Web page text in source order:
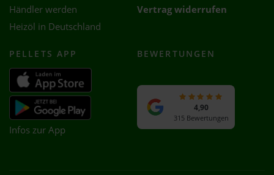
Händler werden
Heizöl in Deutschland
Vertrag widerrufen
PELLETS APP
Infos zur App
BEWERTUNGEN
4,90
315 Bewertungen